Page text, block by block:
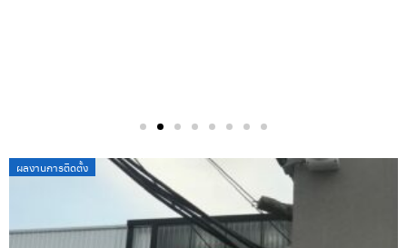
ผลงานการติดตั้ง
Posted